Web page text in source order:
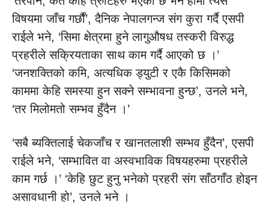
विषयमा जाँच गर्छौं’, दैनिक नेपालगन्ज संग कुरा गर्दै एसपी
राईले भने, ‘सिमा क्षेत्रमा हुने लागुऔषध तस्करी विरुद्ध
प्रहरीले सक्रियताका साथ काम गर्दै आएको छ ।’
‘जनशक्तिको कमि, अत्यधिक ड्युटी र एकै किसिमको
काममा केहि समस्या हुन सक्ने सम्भावना हुन्छ’, उनले भने,
‘तर मिलोमतो सम्भव हुँदैन ।’
‘सबै ब्यक्तिलाई चेकजाँच र खानतलाशी सम्भव हुँदैन’, एसपी
राईले भने, ‘सम्भावित वा अस्वभाविक विषयहरुमा प्रहरीले
काम गर्छ ।’ ‘केहि छुट हुनु भनेको प्रहरी संग साँठगाँठ होइन
असावधानी हो’, उनले भने ।